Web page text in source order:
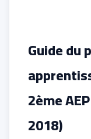
Guide du
2ème
2018)